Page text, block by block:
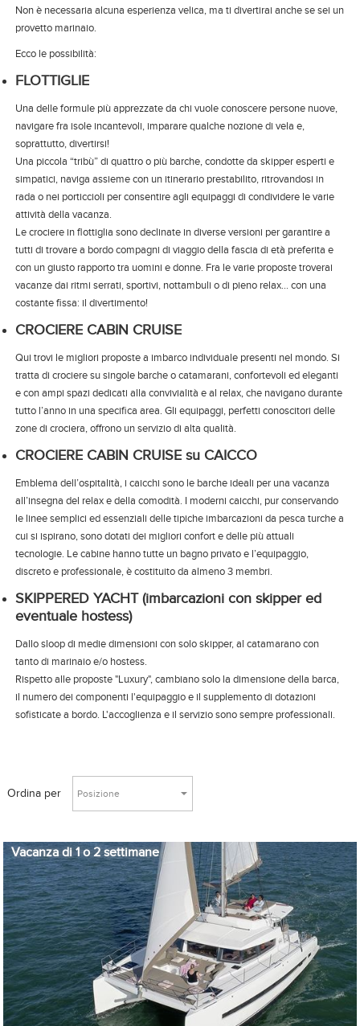
Non è necessaria alcuna esperienza velica, ma ti divertirai anche se sei un
provetto marinaio.
Ecco le possibilità:
FLOTTIGLIE
Una delle formule più apprezzate da chi vuole conoscere persone nuove,
navigare fra isole incantevoli, imparare qualche nozione di vela e,
soprattutto, divertirsi!
Una piccola “tribù” di quattro o più barche, condotte da skipper esperti e
simpatici, naviga assieme con un itinerario prestabilito, ritrovandosi in
rada o nei porticcioli per consentire agli equipaggi di condividere le varie
attività della vacanza.
Le crociere in flottiglia sono declinate in diverse versioni per garantire a
tutti di trovare a bordo compagni di viaggio della fascia di età preferita e
con un giusto rapporto tra uomini e donne. Fra le varie proposte troverai
vacanze dai ritmi serrati, sportivi, nottambuli o di pieno relax... con una
costante fissa: il divertimento!
CROCIERE CABIN CRUISE
Qui trovi le migliori proposte a imbarco individuale presenti nel mondo. Si
tratta di crociere su singole barche o catamarani, confortevoli ed eleganti
e con ampi spazi dedicati alla convivialità e al relax, che navigano durante
tutto l’anno in una specifica area. Gli equipaggi, perfetti conoscitori delle
zone di crociera, offrono un servizio di alta qualità.
CROCIERE CABIN CRUISE su CAICCO
Emblema dell’ospitalità, i caicchi sono le barche ideali per una vacanza
all’insegna del relax e della comodità. I moderni caicchi, pur conservando
le linee semplici ed essenziali delle tipiche imbarcazioni da pesca turche a
cui si ispirano, sono dotati dei migliori confort e delle più attuali
tecnologie. Le cabine hanno tutte un bagno privato e l’equipaggio,
discreto e professionale, è costituito da almeno 3 membri.
SKIPPERED YACHT (imbarcazioni con skipper ed
eventuale hostess)
Dallo sloop di medie dimensioni con solo skipper, al catamarano con
tanto di marinaio e/o hostess.
Rispetto alle proposte "Luxury", cambiano solo la dimensione della barca,
il numero dei componenti l'equipaggio e il supplemento di dotazioni
sofisticate a bordo. L'accoglienza e il servizio sono sempre professionali.
Ordina per Posizione
Vacanza di 1 o 2 settimane